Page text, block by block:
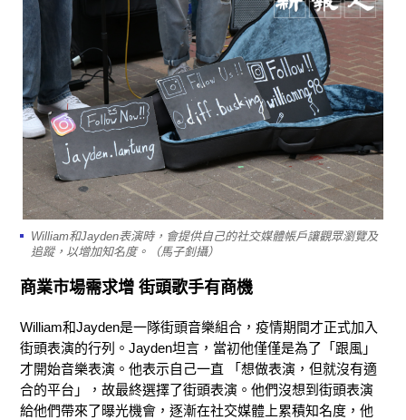
William和Jayden表演時，會提供自己的社交媒體帳戶讓觀眾瀏覽及
追蹤，以增加知名度。（馬子釗攝）
商業市場需求增 街頭歌手有商機
William和Jayden是一隊街頭音樂組合，疫情期間才正式加入
街頭表演的行列。Jayden坦言，當初他僅僅是為了「跟風」
才開始音樂表演。他表示自己一直 「想做表演，但就沒有適
合的平台」，故最終選擇了街頭表演。他們沒想到街頭表演
給他們帶來了曝光機會，逐漸在社交媒體上累積知名度，他